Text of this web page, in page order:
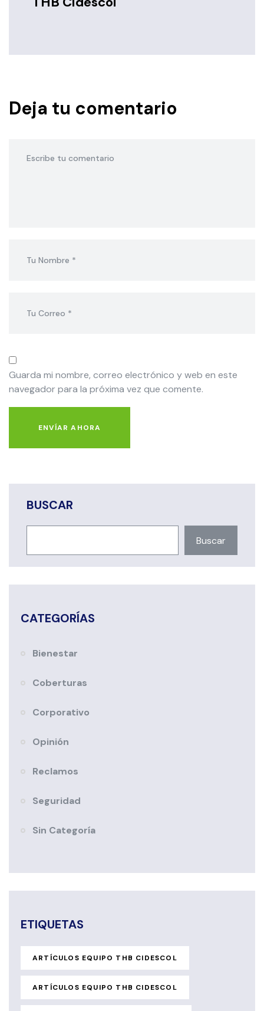
Deja tu comentario
Guarda mi nombre, correo electrónico y web en este
navegador para la próxima vez que comente.
ENVÍAR AHORA
BUSCAR
Buscar
CATEGORÍAS
Bienestar
Coberturas
Corporativo
Opinión
Reclamos
Seguridad
Sin Categoría
ETIQUETAS
ARTÍCULOS EQUIPO THB CIDESCOL
ARTÍCULOS EQUIPO THB CIDESCOL